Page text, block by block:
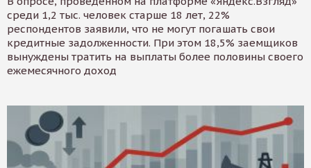
среди 1,2 тыс. человек старше 18 лет, 22%
респондентов заявили, что не могут погашать свои
кредитные задолженности. При этом 18,5% заемщиков
вынуждены тратить на выплаты более половины своего
ежемесячного доход